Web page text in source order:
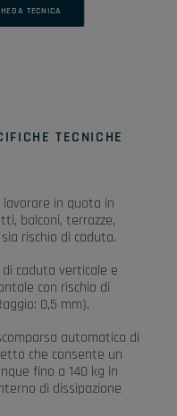
TECNICA
TECNICHE
lavorare in quota in
balconi, terrazze,
rischio di caduta.
caduta verticale e
con rischio di
0,5 mm).
automatica di
che consente un
fino a 140 kg in
di dissipazione